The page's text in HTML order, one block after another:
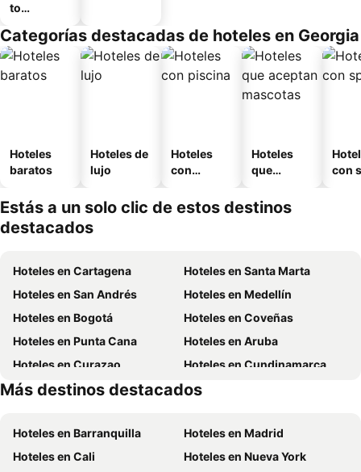
to
o
Categorías destacadas de hoteles en Georgia
Hoteles
baratos
Hoteles de
lujo
Hoteles
con
Hoteles
que
mascotas
con
Estás a un solo clic de estos destinos
destacados
Hoteles en Cartagena
Hoteles en Santa Marta
Hoteles en San Andrés
Hoteles en Medellín
Hoteles en Bogotá
Hoteles en Coveñas
Hoteles en Punta Cana
Hoteles en Aruba
Hoteles en Curazao
Hoteles en Cundinamarca
Hoteles en Panamá
Hoteles en República Dominicana
Más destinos destacados
Hoteles en Barranquilla
Hoteles en Madrid
Hoteles en Cali
Hoteles en Nueva York